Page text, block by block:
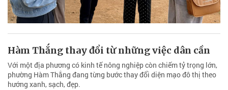
Hàm Thắng thay đổi từ những việc dân cần
Với một địa phương có kinh tế nông nghiệp còn chiếm tỷ trọng lớn,
phường Hàm Thắng đang từng bước thay đổi diện mạo đô thị theo
hướng xanh, sạch, đẹp.